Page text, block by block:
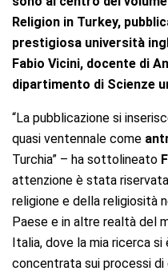
Religion in Turkey,
prestigiosa università
Fabio Vicini, docente di
dipartimento di Scienze
“La pubblicazione si
quasi ventennale come
Turchia” – ha sottolineato
attenzione è stata
religione e della religiosità
Paese e in altre realtà del
Italia, dove la mia ricerca
concentrata sui processi